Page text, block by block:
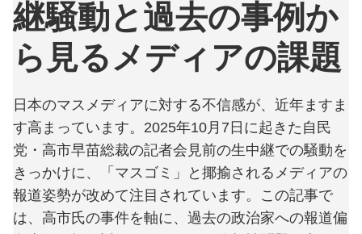
継騒動と過去の事例か
ら見るメディアの課題
日本のマスメディアに対する不信感が、近年ますま
す高まっています。2025年10月7日に起きた自民
党・高市早苗総裁の記者会見前の生中継での騒動を
きっかけに、「マスゴミ」と揶揄されるメディアの
報道姿勢が改めて注目されています。この記事で
は、高市氏の事件を軸に、過去の政治家への報道偏